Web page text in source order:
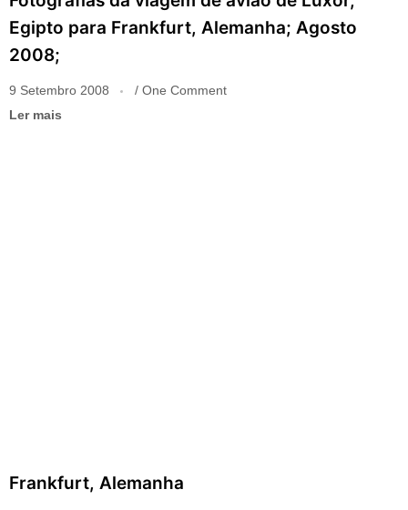
Egipto para Frankfurt, Alemanha; Agosto
2008;
9 Setembro 2008
One Comment
Ler mais
Frankfurt, Alemanha